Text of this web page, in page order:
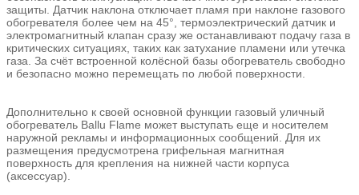
защиты. Датчик наклона отключает пламя при наклоне газового
обогревателя более чем на 45°, термоэлектрический датчик и
электромагнитный клапан сразу же останавливают подачу газа в
критических ситуациях, таких как затухание пламени или утечка
газа. За счёт встроенной колёсной базы обогреватель свободно
и безопасно можно перемещать по любой поверхности.
Дополнительно к своей основной функции газовый уличный
обогреватель Ballu Flame может выступать еще и носителем
наружной рекламы и информационных сообщений. Для их
размещения предусмотрена грифельная магнитная
поверхность для крепления на нижней части корпуса
(аксессуар).